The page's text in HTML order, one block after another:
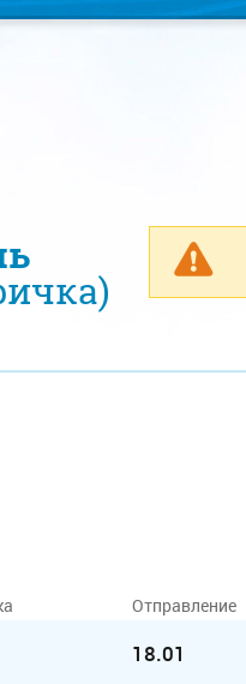
Отправление
18.01